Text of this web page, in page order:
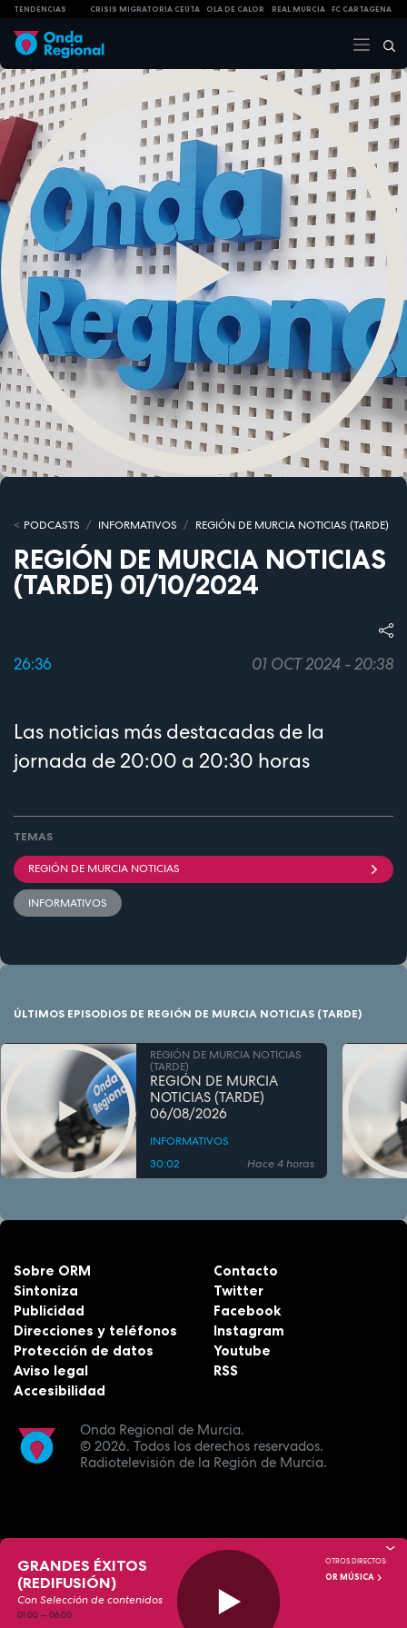
TENDENCIAS CRISIS MIGRATORIA CEUTA OLA DE CALOR REAL MURCIA FC CARTAGENA
PODCASTS INFORMATIVOS REGIÓN DE MURCIA NOTICIAS (TARDE)
REGIÓN DE MURCIA NOTICIAS
(TARDE) 01/10/2024
26:36 01 OCT 2024 - 20:38
Las noticias más destacadas de la
jornada de 20:00 a 20:30 horas
TEMAS
REGIÓN DE MURCIA NOTICIAS
INFORMATIVOS
ÚLTIMOS EPISODIOS DE REGIÓN DE MURCIA NOTICIAS (TARDE)
REGIÓN DE MURCIA NOTICIAS
(TARDE)
REGIÓN DE MURCIA
NOTICIAS (TARDE)
06/08/2026
INFORMATIVOS
30:02
Hace 4 horas
Onda Regional de Murcia.
© 2026. Todos los derechos reservados.
Radiotelevisión de la Región de Murcia.
Sobre ORM
Sintoniza
Publicidad
Direcciones y teléfonos
Protección de datos
Aviso legal
Accesibilidad
Contacto
Twitter
Facebook
Instagram
Youtube
RSS
GRANDES ÉXITOS
(REDIFUSIÓN)
Con Selección de contenidos
01:00—06:00
OTROS DIRECTOS:
OR MÚSICA